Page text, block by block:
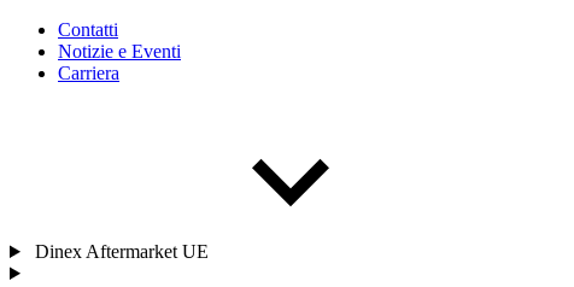
Contatti
Notizie e Eventi
Carriera
Dinex Aftermarket UE